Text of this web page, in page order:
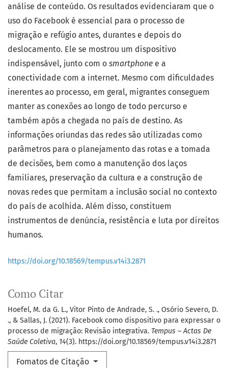
Como Citar
Hoefel, M. da G. L., Vitor Pinto de Andrade, S. ., Osório Severo, D.
., & Sallas, J. (2021). Facebook como dispositivo para expressar o
processo de migração: Revisão integrativa. Tempus – Actas De
Saúde Coletiva, 14(3). https://doi.org/10.18569/tempus.v14i3.2871
Fomatos de Citação
análise de conteúdo. Os resultados evidenciaram que o
uso do Facebook é essencial para o processo de
migração e refúgio antes, durantes e depois do
deslocamento. Ele se mostrou um dispositivo
indispensável, junto com o smartphone e a
conectividade com a internet. Mesmo com dificuldades
inerentes ao processo, em geral, migrantes conseguem
manter as conexões ao longo de todo percurso e
também após a chegada no país de destino. As
informações oriundas das redes são utilizadas como
parâmetros para o planejamento das rotas e a tomada
de decisões, bem como a manutenção dos laços
familiares, preservação da cultura e a construção de
novas redes que permitam a inclusão social no contexto
do país de acolhida. Além disso, constituem
instrumentos de denúncia, resistência e luta por direitos
humanos.
https://doi.org/10.18569/tempus.v14i3.2871